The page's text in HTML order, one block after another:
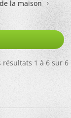
la maison
résultats 1 à 6 sur 6